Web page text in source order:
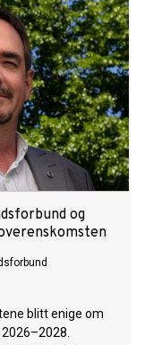
og
blitt enige om